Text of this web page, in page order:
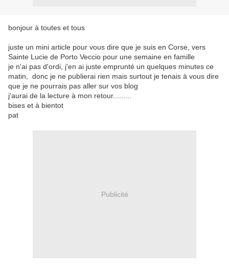
bonjour à toutes et tous
juste un mini article pour vous dire que je suis en Corse, vers
Sainte Lucie de Porto Veccio pour une semaine en famille
je n'ai pas d'ordi, j'en ai juste emprunté un quelques minutes ce
matin, donc je ne publierai rien mais surtout je tenais à vous dire
que je ne pourrais pas aller sur vos blog
j'aurai de la lecture à mon retour.........
bises et à bientot
pat
Publicité